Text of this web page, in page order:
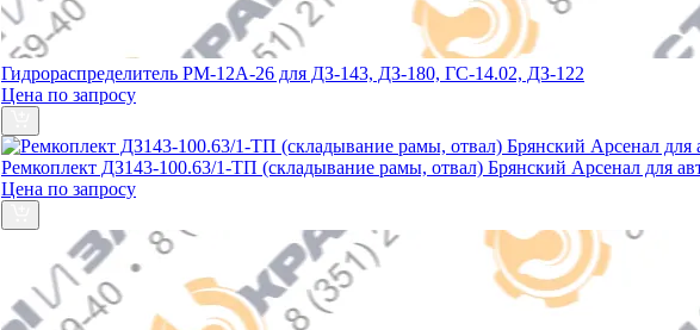
Гидрораспределитель РМ-12А-26 для ДЗ-143, ДЗ-180, ГС-14.02, ДЗ-122
Цена по запросу
Ремкоплект ДЗ143-100.63/1-ТП (складывание рамы, отвал) Брянский Арсенал для
Цена по запросу